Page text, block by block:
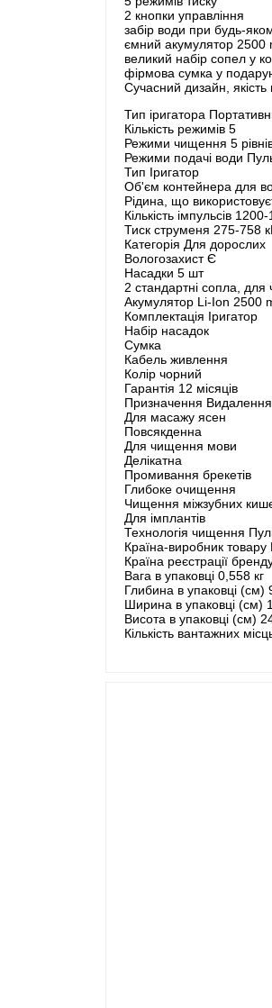
2 кнопки управління
забір води при будь-
ємний акумулятор 2500
великий набір сопел у
фірмова сумка у
Сучасний дизайн, якість
Тип іригатора
Кількість режимів 5
Режими чищення 5
Режими подачі води
Тип Іригатор
Об'єм контейнера для
Рідина, що
Кількість імпульсів
Тиск струменя 275-758
Категорія Для дорослих
Вологозахист Є
Насадки 5 шт
2 стандартні сопла,
Акумулятор Li-Ion 2500
Комплектація Іригатор
Набір насадок
Сумка
Кабель живлення
Колір чорний
Гарантія 12 місяців
Призначення
Для масажу ясен
Повсякденна
Для чищення мови
Делікатна
Промивання брекетів
Глибоке очищення
Чищення міжзубних
Для імплантів
Технологія чищення
Країна-виробник товару
Країна реєстрації
Вага в упаковці 0,558 кг
Глибина в упаковці (см)
Ширина в упаковці (см)
Висота в упаковці (см)
Кількість вантажних